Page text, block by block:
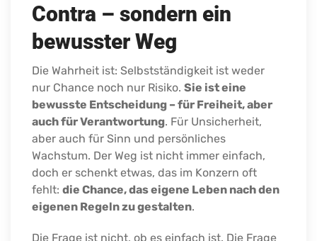
Contra – sondern ein
bewusster Weg
Die Wahrheit ist: Selbstständigkeit ist weder
nur Chance noch nur Risiko. Sie ist eine
bewusste Entscheidung – für Freiheit, aber
auch für Verantwortung. Für Unsicherheit,
aber auch für Sinn und persönliches
Wachstum. Der Weg ist nicht immer einfach,
doch er schenkt etwas, das im Konzern oft
fehlt: die Chance, das eigene Leben nach den
eigenen Regeln zu gestalten.
Die Frage ist nicht, ob es einfach ist. Die Frage